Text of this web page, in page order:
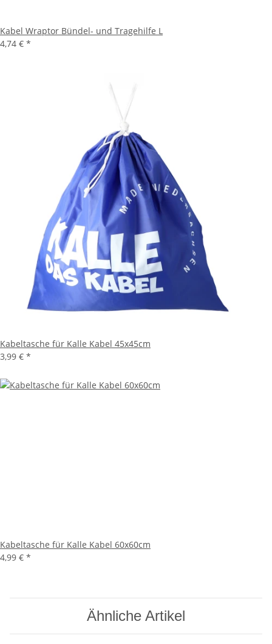
Kabel Wraptor Bündel- und Tragehilfe L
4,74 € *
Kabeltasche für Kalle Kabel 45x45cm
3,99 € *
Kabeltasche für Kalle Kabel 60x60cm
4,99 € *
Ähnliche Artikel